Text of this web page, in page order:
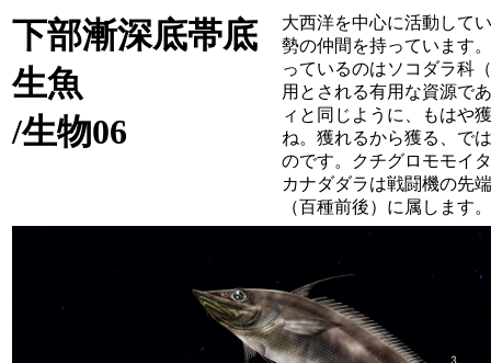
下部漸深底帯底
生魚
/生物06
大西洋を中心に活動して
勢の仲間を持っています
っているのはソコダラ科
用とされる有用な資源で
ィと同じように、もはや
ね。獲れるから獲る、で
のです。クチグロモモイ
カナダダラは戦闘機の先
（百種前後）に属します。